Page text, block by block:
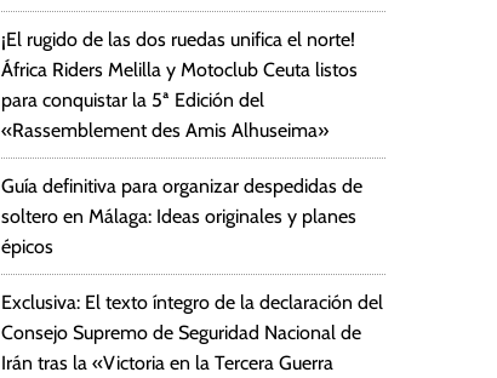
¡El rugido de las dos ruedas unifica el norte!
África Riders Melilla y Motoclub Ceuta listos
para conquistar la 5ª Edición del
«Rassemblement des Amis Alhuseima»
Guía definitiva para organizar despedidas de
soltero en Málaga: Ideas originales y planes
épicos
Exclusiva: El texto íntegro de la declaración del
Consejo Supremo de Seguridad Nacional de
Irán tras la «Victoria en la Tercera Guerra